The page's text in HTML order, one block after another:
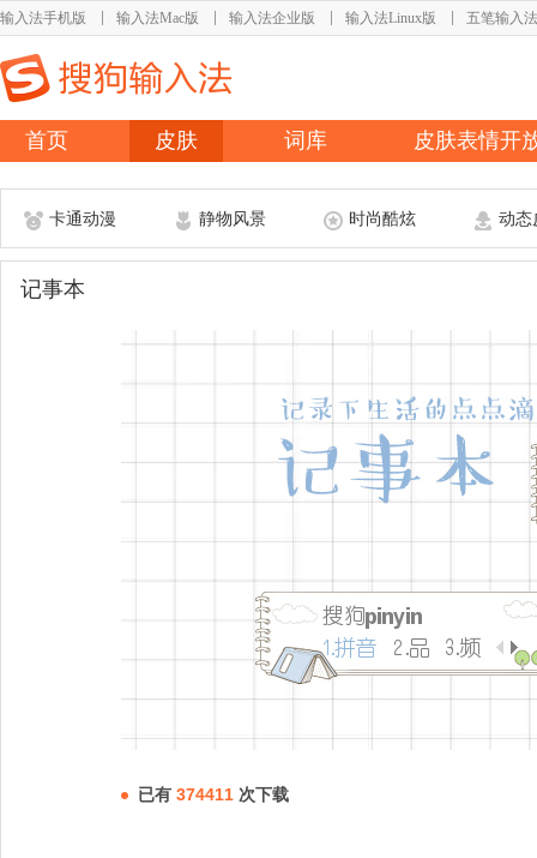
输入法手机版 输入法Mac版 输入法企业版 输入法Linux版 五笔输入法
首页 皮肤 词库 皮肤表情开
卡通动漫 静物风景 时尚酷炫 动态
记事本
已有 374411 次下载